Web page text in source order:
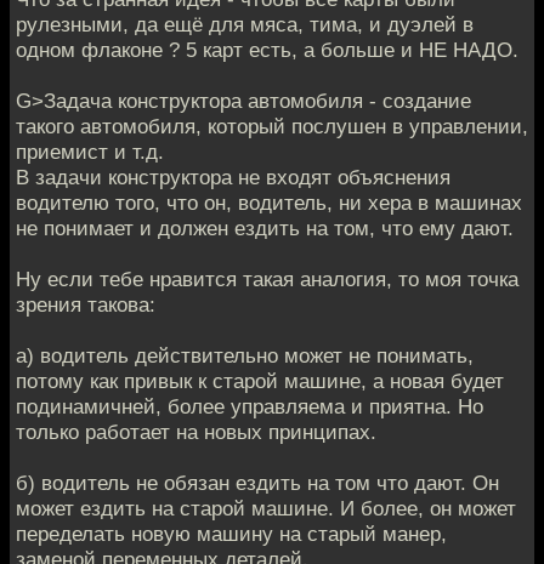
рулезными, да ещё для мяса, тима, и дуэлей в
одном флаконе ? 5 карт есть, а больше и НЕ НАДО.
G>Задача конструктора автомобиля - создание
такого автомобиля, который послушен в управлении,
приемист и т.д.
В задачи конструктора не входят объяснения
водителю того, что он, водитель, ни хера в машинах
не понимает и должен ездить на том, что ему дают.
Ну если тебе нравится такая аналогия, то моя точка
зрения такова:
а) водитель действительно может не понимать,
потому как привык к старой машине, а новая будет
подинамичней, более управляема и приятна. Но
только работает на новых принципах.
б) водитель не обязан ездить на том что дают. Он
может ездить на старой машине. И более, он может
переделать новую машину на старый манер,
заменой переменных деталей.